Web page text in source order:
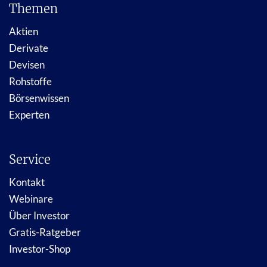
Themen
Aktien
Derivate
Devisen
Rohstoffe
Börsenwissen
Experten
Service
Kontakt
Webinare
Über Investor
Gratis-Ratgeber
Investor-Shop